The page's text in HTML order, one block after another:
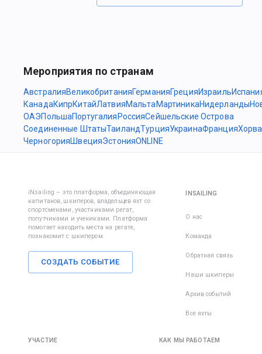
Мероприятия по странам
АвстралияВеликобританияГерманияГрецияИзраиль
КанадаКипрКитайЛатвияМальта МартиникаНидерланды
ОАЭПольшаПортугалия РоссияСейшельские Острова
Соединенные ШтатыТаиландТурцияУкраинаФранция
ЧерногорияШвецияЭстонияONLINE
iNsailing – это платформа, объединяющая
капитанов, шкиперов, владельцев яхт со
спортсменами, участниками регат,
попутчиками и учениками. Платформа
помогает находить места на регате,
познакомит с шкипером.
СОЗДАТЬ СОБЫТИЕ
INSAILING
О нас
Команда
Обратная связь
Наши шкиперы
Архив событий
Все яхты
УЧАСТИЕ КАК МЫ РАБОТАЕМ